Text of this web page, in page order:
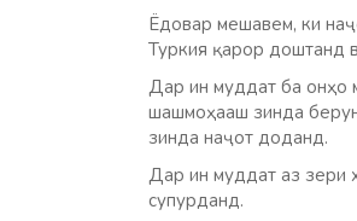
Ёдовар мешавем, ки
Туркия қарор доштанд
Дар ин муддат ба онҳо
шашмоҳааш зинда
зинда наҷот доданд.
Дар ин муддат аз зери
супурданд.